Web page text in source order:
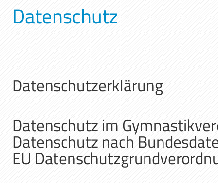
Datenschutz
Datenschutzerklärung
Datenschutz im
Datenschutz nach
EU